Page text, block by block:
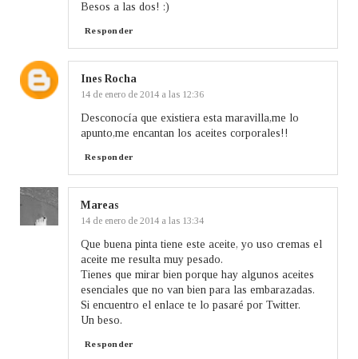
Besos a las dos! :)
Responder
Ines Rocha
14 de enero de 2014 a las 12:36
Desconocía que existiera esta maravilla,me lo
apunto,me encantan los aceites corporales!!
Responder
Mareas
14 de enero de 2014 a las 13:34
Que buena pinta tiene este aceite, yo uso cremas el
aceite me resulta muy pesado.
Tienes que mirar bien porque hay algunos aceites
esenciales que no van bien para las embarazadas.
Si encuentro el enlace te lo pasaré por Twitter.
Un beso.
Responder